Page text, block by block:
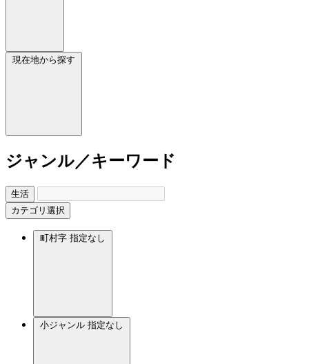
現在地から探す
ジャンル／キーワード
生活
カテゴリ選択
町村字 指定なし
小ジャンル 指定なし